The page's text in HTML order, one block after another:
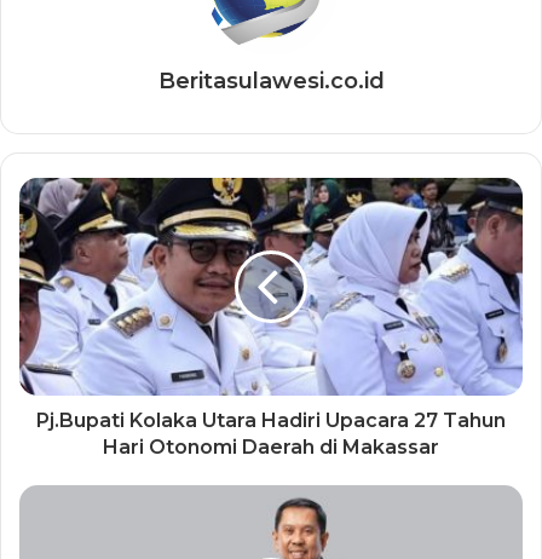
Beritasulawesi.co.id
Pj.Bupati Kolaka Utara Hadiri Upacara 27 Tahun
Hari Otonomi Daerah di Makassar